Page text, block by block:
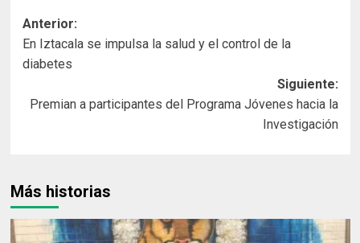
Navegación
de
Anterior:
En Iztacala se impulsa la salud y el control de la
diabetes
Siguiente:
Premian a participantes del Programa Jóvenes hacia la
Investigación
Más historias